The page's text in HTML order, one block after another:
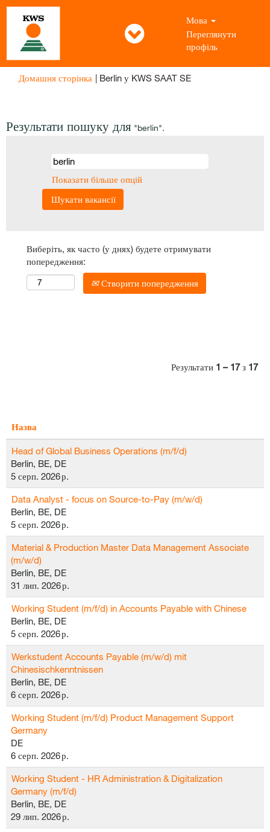
Мова
Переглянути
профіль
Домашня сторінка | Berlin у KWS SAAT SE(поточна
Результати пошуку для "berlin".
Показати більше опцій
Виберіть, як часто (у днях) будете отримувати
попередження:
Створити попередження
Результати 1 – 17з 17
Назва
Head of Global Business Operations (m/f/d)
Berlin, BE, DE
5 серп. 2026 р.
Data Analyst - focus on Source-to-Pay (m/w/d)
Berlin, BE, DE
5 серп. 2026 р.
Material & Production Master Data Management Associate
(m/w/d)
Berlin, BE, DE
31 лип. 2026 р.
Working Student (m/f/d) in Accounts Payable with Chinese
Berlin, BE, DE
5 серп. 2026 р.
Werkstudent Accounts Payable (m/w/d) mit
Chinesischkenntnissen
Berlin, BE, DE
6 серп. 2026 р.
Working Student (m/f/d) Product Management Support
Germany
DE
6 серп. 2026 р.
Working Student - HR Administration & Digitalization
Germany (m/f/d)
Berlin, BE, DE
29 лип. 2026 р.